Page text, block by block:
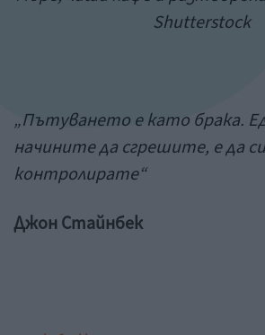
Shutterstock
„Пътуването е като брака.
начините да сгрешите, е да
контролирате“
Джон Стайнбек